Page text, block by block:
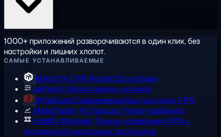
1000+ приложений разворачиваются в один клик, без
настройки и лишних хлопот.
САМЫЕ УСТАНАВЛИВАЕМЫЕ
MikroTik CHR RouterOS в облаке
aaPanelЛёгкая панель хостинга
WireGuard Современное быстрое ядро VPN
MetaTrader 4 Стандарт Forex-трейдинга
Hiddify Manager Панель управления VPN с
поддержкой нескольких протоколов